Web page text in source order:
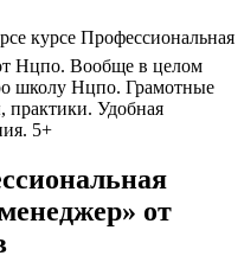
курсе Профессиональная
Нцпо. Вообще в целом
школу Нцпо. Грамотные
практики. Удобная
5+
от